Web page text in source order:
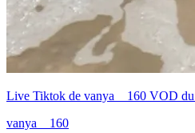
Live Tiktok de vanya__160 VOD
vanya__160